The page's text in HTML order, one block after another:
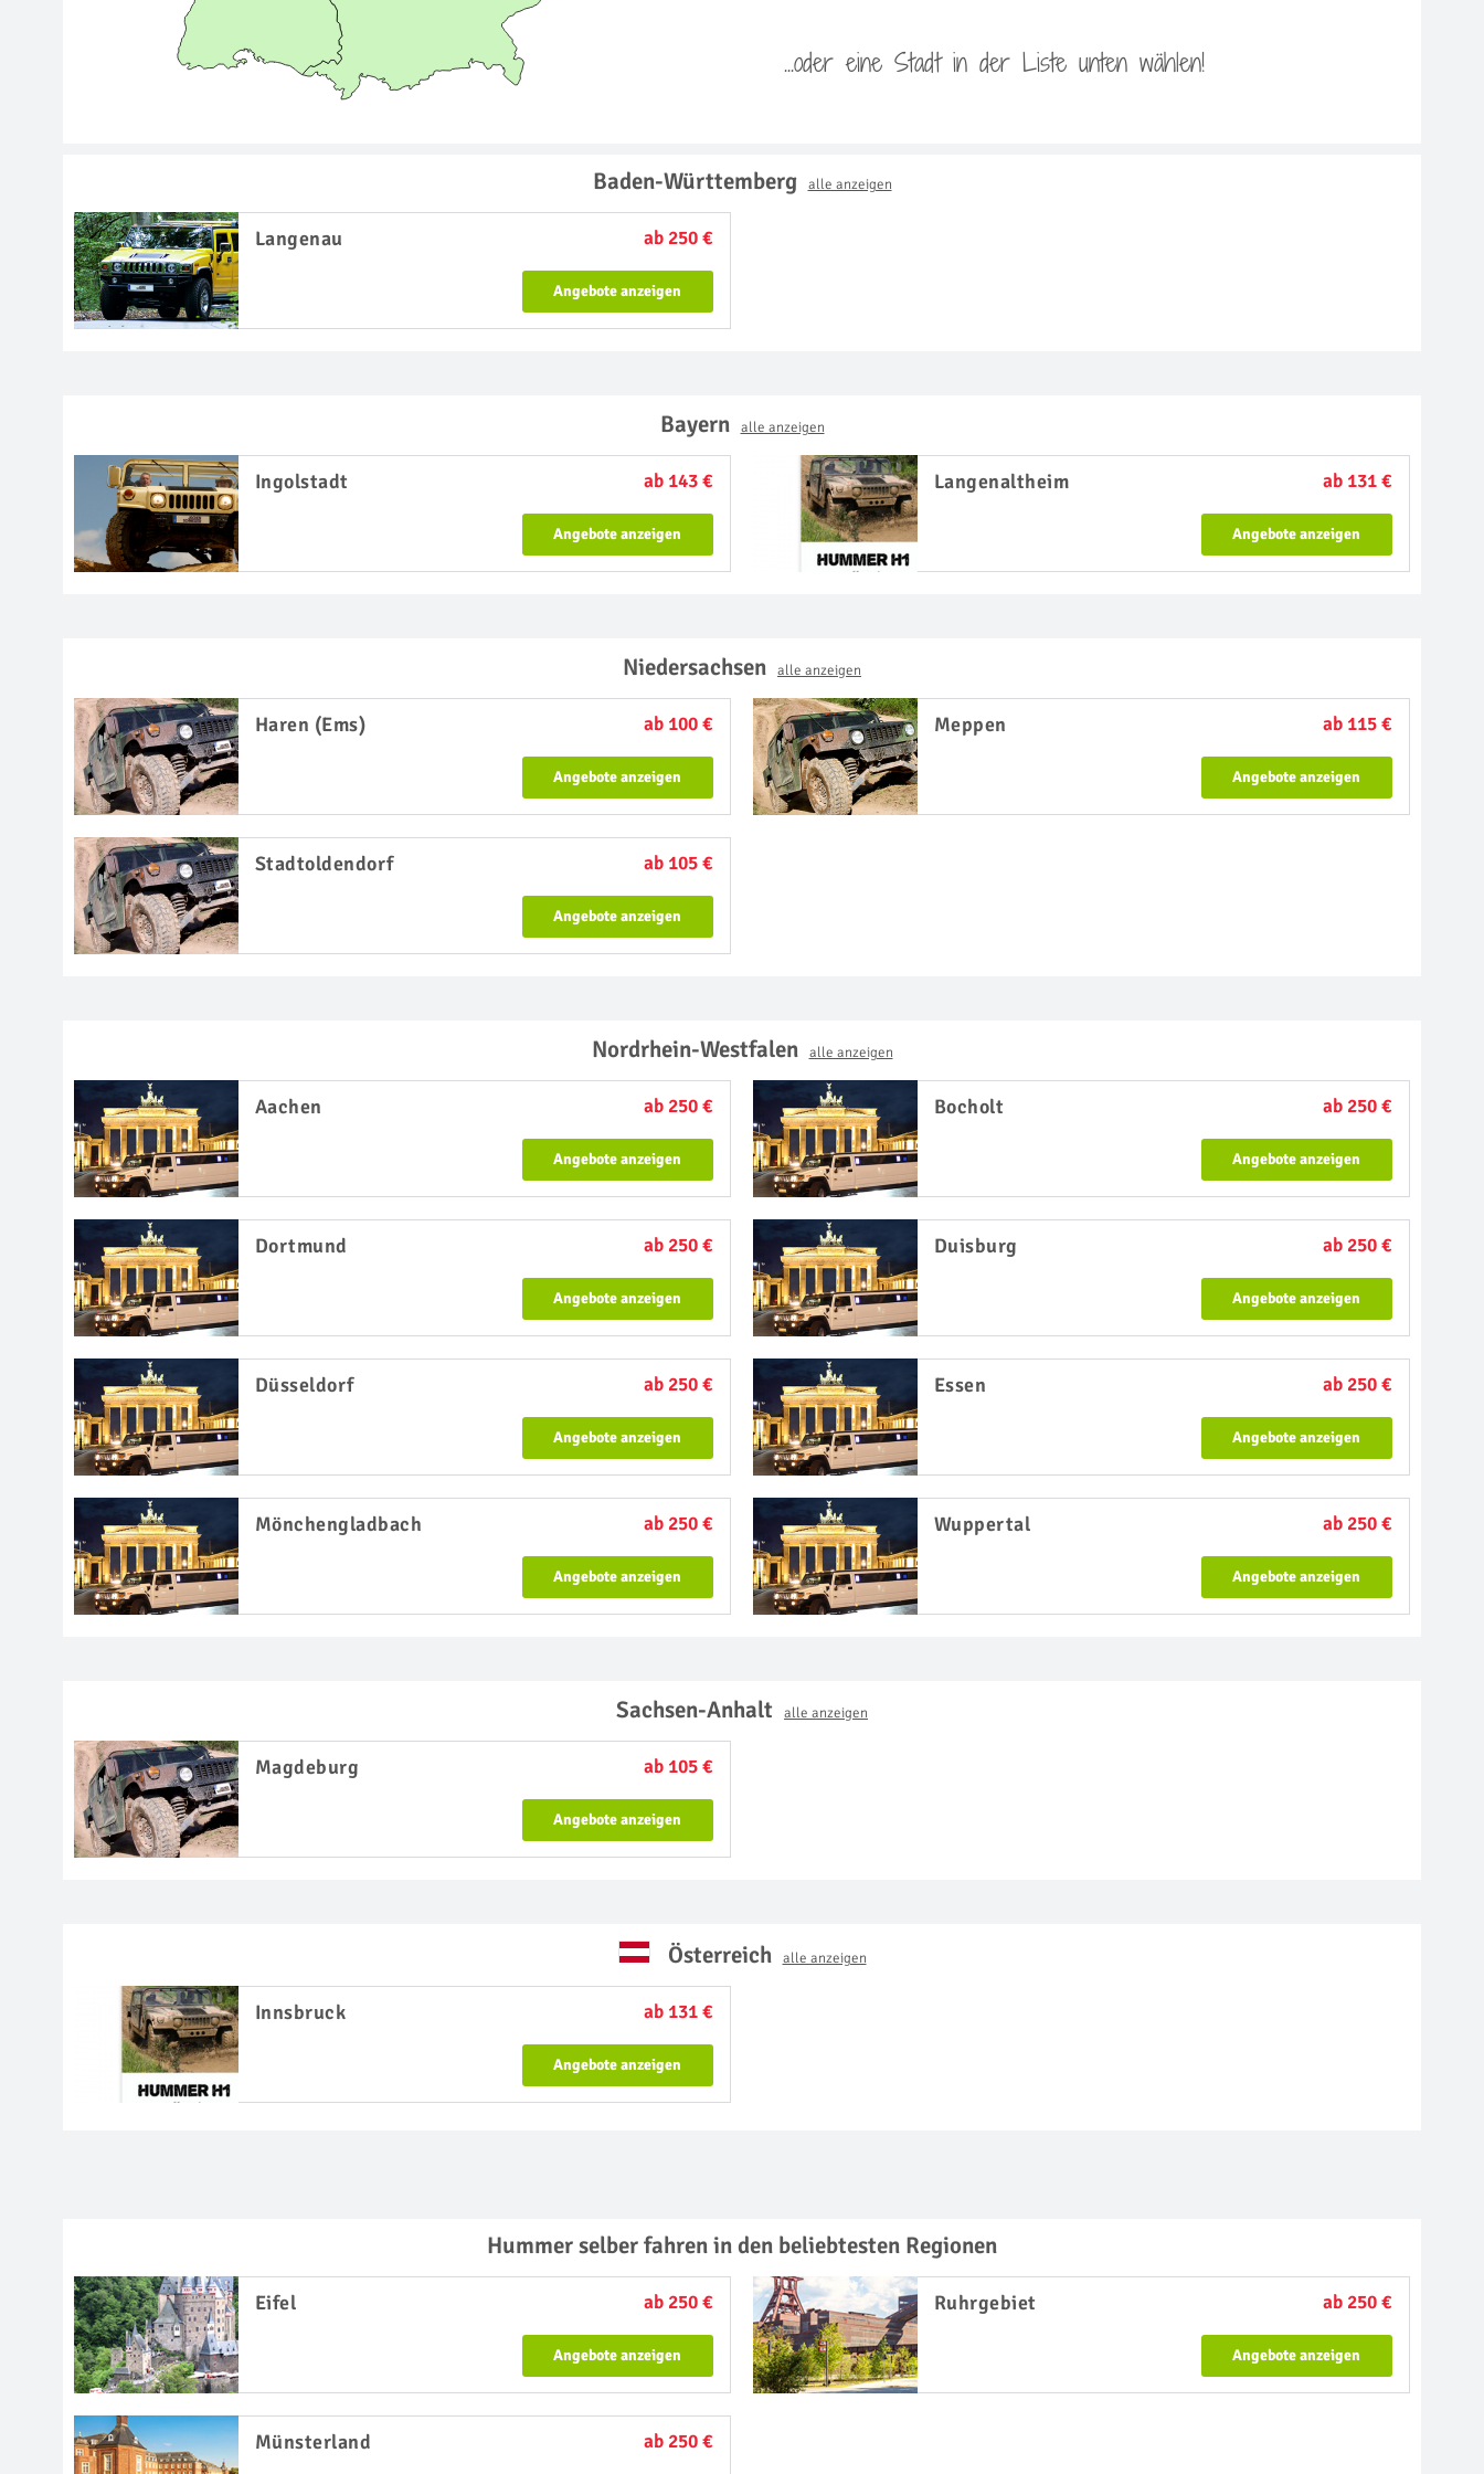
...oder eine Stadt in der Liste unten wählen!
Baden-Württemberg alle anzeigen
Langenau ab 250 €
Angebote anzeigen
Bayern alle anzeigen
Ingolstadt ab 143 €
Angebote anzeigen
Langenaltheim ab 131 €
Angebote anzeigen
Niedersachsen alle anzeigen
Haren (Ems) ab 100 €
Angebote anzeigen
Meppen ab 115 €
Angebote anzeigen
Stadtoldendorf ab 105 €
Angebote anzeigen
Nordrhein-Westfalen alle anzeigen
Aachen ab 250 €
Angebote anzeigen
Bocholt ab 250 €
Angebote anzeigen
Dortmund ab 250 €
Angebote anzeigen
Duisburg ab 250 €
Angebote anzeigen
Düsseldorf ab 250 €
Angebote anzeigen
Essen ab 250 €
Angebote anzeigen
Mönchengladbach ab 250 €
Angebote anzeigen
Wuppertal ab 250 €
Angebote anzeigen
Sachsen-Anhalt alle anzeigen
Magdeburg ab 105 €
Angebote anzeigen
Österreich alle anzeigen
Innsbruck ab 131 €
Angebote anzeigen
Hummer selber fahren in den beliebtesten Regionen
Eifel ab 250 €
Angebote anzeigen
Ruhrgebiet ab 250 €
Angebote anzeigen
Münsterland ab 250 €